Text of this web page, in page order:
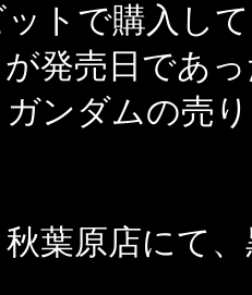
トで購入し
発売日であ
ンダムの売
葉原店にて、